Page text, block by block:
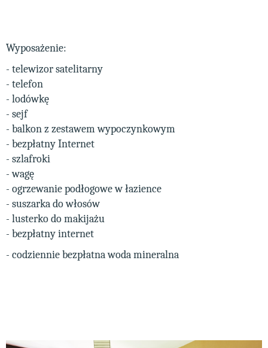
Wyposażenie:
- telewizor satelitarny
- telefon
- lodówkę
- sejf
- balkon z zestawem wypoczynkowym
- bezpłatny Internet
- szlafroki
- wagę
- ogrzewanie podłogowe w łazience
- suszarka do włosów
- lusterko do makijażu
- bezpłatny internet
- codziennie bezpłatna woda mineralna